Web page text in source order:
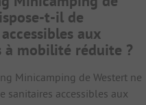
t-il de
aux
à mobilité réduite ?
Minicamping de Westert ne
sanitaires accessibles aux